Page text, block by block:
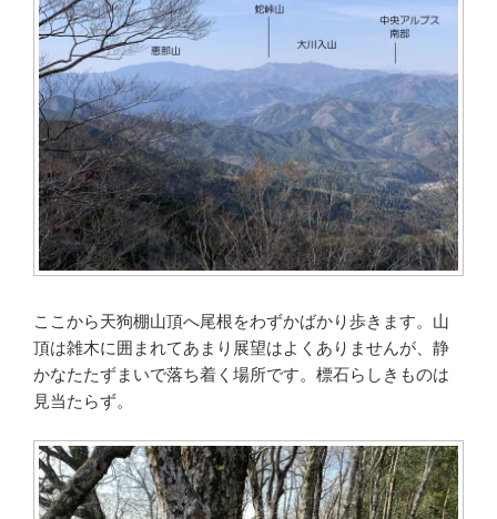
ここから天狗棚山頂へ尾根をわずかばかり歩きます。山
頂は雑木に囲まれてあまり展望はよくありませんが、静
かなたたずまいで落ち着く場所です。標石らしきものは
見当たらず。